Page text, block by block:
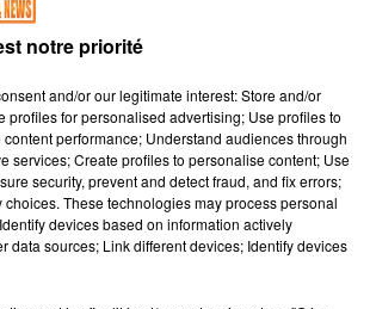
1
TEDDY SWIMS
notre priorité
and/or our legitimate interest: Store and/or
for personalised advertising; Use profiles to
performance; Understand audiences through
services; Create profiles to personalise content; Use
security, prevent and detect fraud, and fix errors;
These technologies may process personal
devices based on information actively
sources; Link different devices; Identify devices